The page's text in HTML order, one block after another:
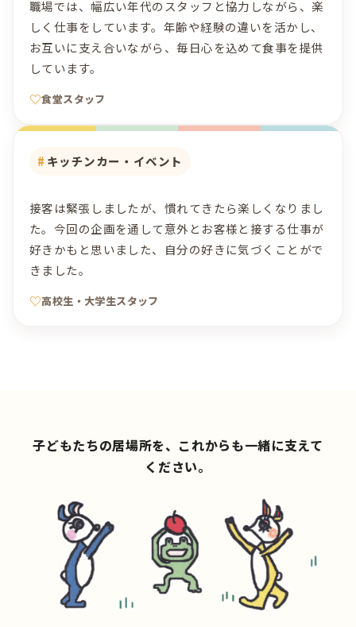
職場では、幅広い年代のスタッフと協力しながら、楽
しく仕事をしています。年齢や経験の違いを活かし、
お互いに支え合いながら、毎日心を込めて食事を提供
しています。
食堂スタッフ
キッチンカー・イベント
接客は緊張しましたが、慣れてきたら楽しくなりまし
た。今回の企画を通して意外とお客様と接する仕事が
好きかもと思いました、自分の好きに気づくことがで
きました。
高校生・大学生スタッフ
子どもたちの居場所を、これからも一緒に支えて
ください。